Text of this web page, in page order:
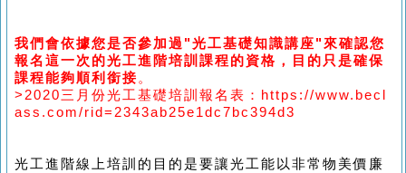
我們會依據您是否參加過 "光工基礎知識講座"來確認您
報名這一次的光工進階培訓課程的資格，目的只是確保
課程能夠順利銜接 。
>2020三 月份光工基礎培訓報名表：https://www.becl
ass.com/rid=2343ab25e1dc7bc394d3
光工進階線上培訓的目的是要讓光工能以非常物美價廉